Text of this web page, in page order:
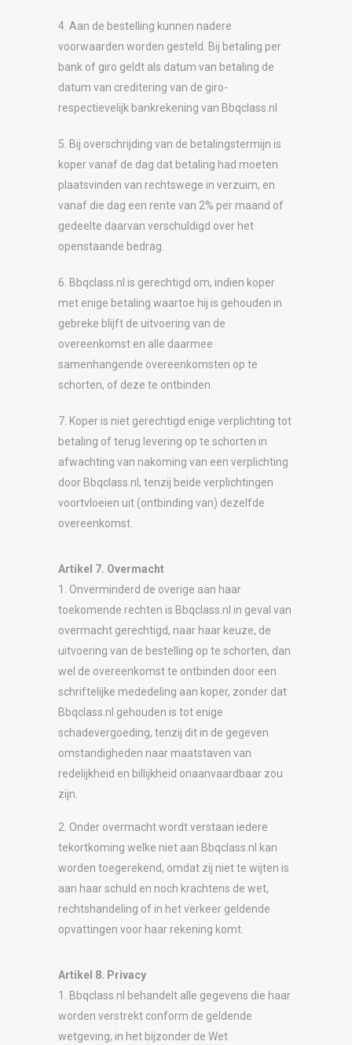
4. Aan de bestelling kunnen nadere
voorwaarden worden gesteld. Bij betaling per
bank of giro geldt als datum van betaling de
datum van creditering van de giro-
respectievelijk bankrekening van Bbqclass.nl
5. Bij overschrijding van de betalingstermijn is
koper vanaf de dag dat betaling had moeten
plaatsvinden van rechtswege in verzuim, en
vanaf die dag een rente van 2% per maand of
gedeelte daarvan verschuldigd over het
openstaande bedrag.
6. Bbqclass.nl is gerechtigd om, indien koper
met enige betaling waartoe hij is gehouden in
gebreke blijft de uitvoering van de
overeenkomst en alle daarmee
samenhangende overeenkomsten op te
schorten, of deze te ontbinden.
7. Koper is niet gerechtigd enige verplichting tot
betaling of terug levering op te schorten in
afwachting van nakoming van een verplichting
door Bbqclass.nl, tenzij beide verplichtingen
voortvloeien uit (ontbinding van) dezelfde
overeenkomst.
Artikel 7. Overmacht
1. Onverminderd de overige aan haar
toekomende rechten is Bbqclass.nl in geval van
overmacht gerechtigd, naar haar keuze, de
uitvoering van de bestelling op te schorten, dan
wel de overeenkomst te ontbinden door een
schriftelijke mededeling aan koper, zonder dat
Bbqclass.nl gehouden is tot enige
schadevergoeding, tenzij dit in de gegeven
omstandigheden naar maatstaven van
redelijkheid en billijkheid onaanvaardbaar zou
zijn.
2. Onder overmacht wordt verstaan iedere
tekortkoming welke niet aan Bbqclass.nl kan
worden toegerekend, omdat zij niet te wijten is
aan haar schuld en noch krachtens de wet,
rechtshandeling of in het verkeer geldende
opvattingen voor haar rekening komt.
Artikel 8. Privacy
1. Bbqclass.nl behandelt alle gegevens die haar
worden verstrekt conform de geldende
wetgeving, in het bijzonder de Wet